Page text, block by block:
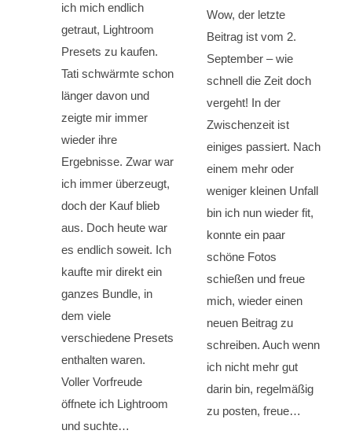
ich mich endlich
getraut, Lightroom
Presets zu kaufen.
Tati schwärmte schon
länger davon und
zeigte mir immer
wieder ihre
Ergebnisse. Zwar war
ich immer überzeugt,
doch der Kauf blieb
aus. Doch heute war
es endlich soweit. Ich
kaufte mir direkt ein
ganzes Bundle, in
dem viele
verschiedene Presets
enthalten waren.
Voller Vorfreude
öffnete ich Lightroom
und suchte…
Wow, der letzte
Beitrag ist vom 2.
September – wie
schnell die Zeit doch
vergeht! In der
Zwischenzeit ist
einiges passiert. Nach
einem mehr oder
weniger kleinen Unfall
bin ich nun wieder fit,
konnte ein paar
schöne Fotos
schießen und freue
mich, wieder einen
neuen Beitrag zu
schreiben. Auch wenn
ich nicht mehr gut
darin bin, regelmäßig
zu posten, freue…